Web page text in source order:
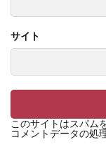
サイト
このサイトはスパム
コメントデータの処